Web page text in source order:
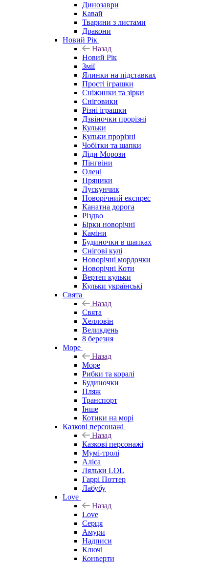
Динозаври
Кавай
Тварини з листами
Дракони
Новий Рік
Назад
Новий Рік
Змії
Ялинки на підставках
Прості іграшки
Сніжинки та зірки
Сніговики
Різні іграшки
Дзвіночки прорізні
Кульки
Кульки прорізні
Чобітки та шапки
Діди Морози
Пінгвіни
Олені
Пряники
Лускунчик
Новорічний експрес
Канатна дорога
Різдво
Бірки новорічні
Каміни
Будиночки в шапках
Снігові кулі
Новорічні мордочки
Новорічні Коти
Вертеп кульки
Кульки українські
Свята
Назад
Свята
Хелловін
Великдень
8 березня
Море
Назад
Море
Рибки та коралі
Будиночки
Пляж
Транспорт
Інше
Котики на морі
Казкові персонажі
Назад
Казкові персонажі
Мумі-тролі
Аліса
Ляльки LOL
Гаррі Поттер
Лабубу
Love
Назад
Love
Серця
Амури
Надписи
Ключі
Конверти